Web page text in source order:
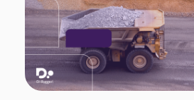
Gulvfakta
GVK
For medlemmer